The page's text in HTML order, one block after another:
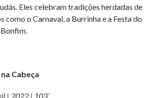
Eles celebram tradições herdadas de
como o Carnaval, a Burrinha e a Festa do
Cabeça
| 2022 | 103’